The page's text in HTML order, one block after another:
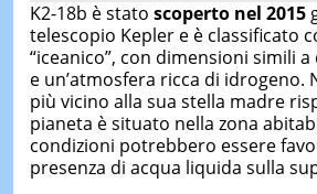
K2-18b è stato scoperto nel 2015
telescopio Kepler e è classificato
“iceanico”, con dimensioni simili
e un’atmosfera ricca di
più vicino alla sua stella madre
pianeta è situato nella zona
condizioni potrebbero essere
presenza di acqua liquida sulla